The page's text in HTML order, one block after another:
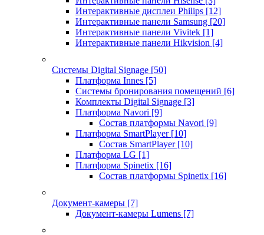
Интерактивные дисплеи Philips [12]
Интерактивные панели Samsung [20]
Интерактивные панели Vivitek [1]
Интерактивные панели Hikvision [4]
Системы Digital Signage [50]
Платформа Innes [5]
Системы бронирования помещений [6]
Комплекты Digital Signage [3]
Платформа Navori [9]
Состав платформы Navori [9]
Платформа SmartPlayer [10]
Состав SmartPlayer [10]
Платформа LG [1]
Платформа Spinetix [16]
Состав платформы Spinetix [16]
Документ-камеры [7]
Документ-камеры Lumens [7]